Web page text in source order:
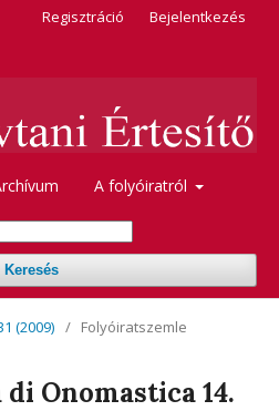
A folyóiratról
Keresés
Regisztráció Bejelentkezés
(2009) / Folyóiratszemle
Onomastica 14.